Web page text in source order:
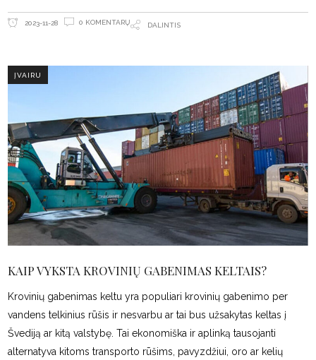
2023-11-28 0 KOMENTARŲ DALINTIS
ĮVAIRU
KAIP VYKSTA KROVINIŲ GABENIMAS KELTAIS?
Krovinių gabenimas keltu yra populiari krovinių gabenimo per
vandens telkinius rūšis ir nesvarbu ar tai bus užsakytas keltas į
Švediją ar kitą valstybę. Tai ekonomiška ir aplinką tausojanti
alternatyva kitoms transporto rūšims, pavyzdžiui, oro ar kelių